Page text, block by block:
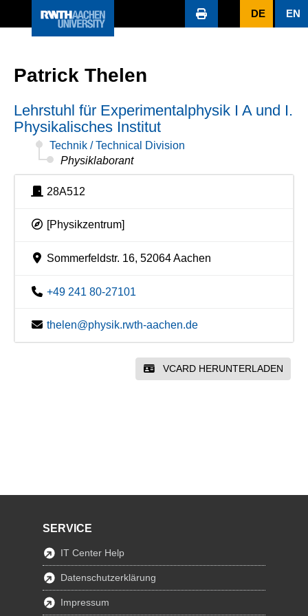
DE EN
Patrick Thelen
Lehrstuhl für Experimentalphysik I A und I.
Physikalisches Institut
Technik / Technical Division
Physiklaborant
28A512
[Physikzentrum]
Sommerfeldstr. 16, 52064 Aachen
+49 241 80-27101
thelen@physik.rwth-aachen.de
VCARD HERUNTERLADEN
SERVICE
IT Center Help
Datenschutzerklärung
Impressum